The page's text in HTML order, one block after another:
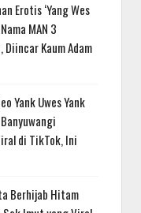
Erotis ‘Yang Wes
MAN 3
Diincar Kaum Adam
Yank Uwes Yank
di TikTok, Ini
Berhijab Hitam